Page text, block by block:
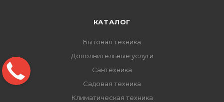
КАТАЛОГ
Бытовая техника
Дополнительные услуги
Сантехника
Садовая техника
Климатическая техника